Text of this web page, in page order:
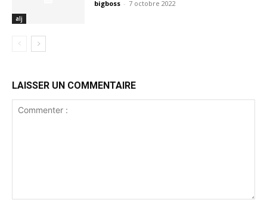
alj
bigboss - 7 octobre 2022
LAISSER UN COMMENTAIRE